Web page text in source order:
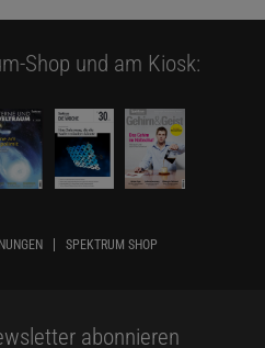
Shop und am Kiosk:
SPEKTRUM SHOP
abonnieren